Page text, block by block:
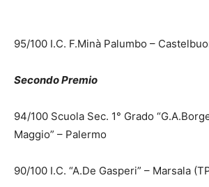
95/100 I.C. F.Minà Palumbo –
Secondo Premio
94/100 Scuola Sec. 1° Grado
Maggio” – Palermo
90/100 I.C. “A.De Gasperi” – Marsala